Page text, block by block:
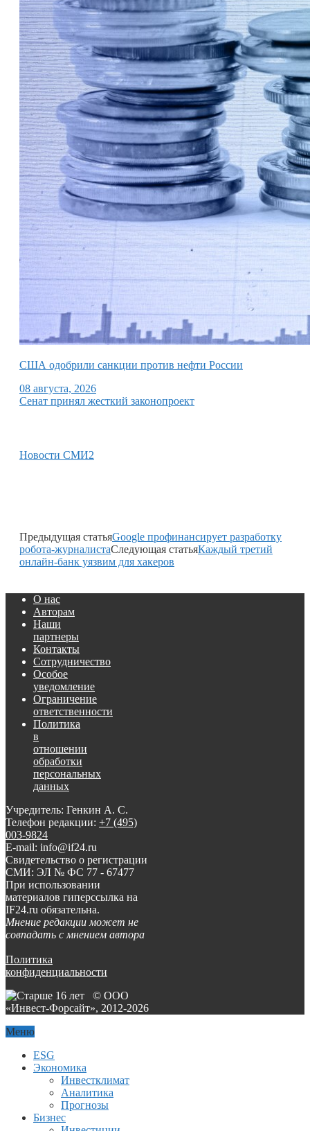
США одобрили санкции против нефти России
08 августа, 2026
Сенат принял жесткий законопроект
Новости СМИ2
Предыдущая статьяGoogle профинансирует разработку
робота-журналистаСледующая статьяКаждый третий
онлайн-банк уязвим для хакеров
О нас
Авторам
Наши
партнеры
Контакты
Сотрудничество
Особое
уведомление
Ограничение
ответственности
Политика
в
отношении
обработки
персональных
данных
Учредитель: Генкин А. С.
Телефон редакции: +7 (495)
003-9824
E-mail: info@if24.ru
Свидетельство о регистрации
СМИ: ЭЛ № ФС 77 - 67477
При использовании
материалов гиперссылка на
IF24.ru обязательна.
Мнение редакции может не
совпадать с мнением автора
Политика
конфиденциальности
© ООО
«Инвест-Форсайт», 2012-2026
Меню
ESG
Экономика
Инвестклимат
Аналитика
Прогнозы
Бизнес